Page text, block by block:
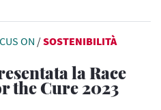
ON /SOSTENIBILITÀ
la Race
the Cure 2023